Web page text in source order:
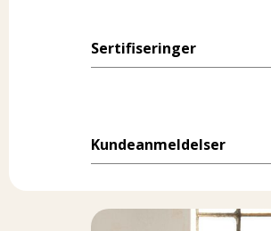
Sertifiseringer
Kundeanmeldelser